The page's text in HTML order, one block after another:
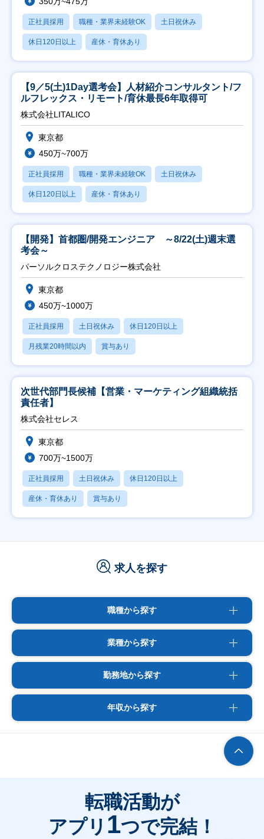
正社員採用 職種・業界未経験OK 土日祝休み
休日120日以上 産休・育休あり
【9／5(土)1Day選考会】人材紹介コンサルタント/フ
ルフレックス・リモート/育休最長6年取得可
株式会社LITALICO
東京都
450万~700万
正社員採用 職種・業界未経験OK 土日祝休み
休日120日以上 産休・育休あり
【開発】首都圏/開発エンジニア ～8/22(土)週末選
考会～
パーソルクロステクノロジー株式会社
東京都
450万~1000万
正社員採用 土日祝休み 休日120日以上
月残業20時間以内 賞与あり
次世代部門長候補【営業・マーケティング組織統括
責任者】
株式会社セレス
東京都
700万~1500万
正社員採用 土日祝休み 休日120日以上
産休・育休あり 賞与あり
求人を探す
職種から探す
業種から探す
勤務地から探す
年収から探す
転職活動が
アプリ 1つで完結！